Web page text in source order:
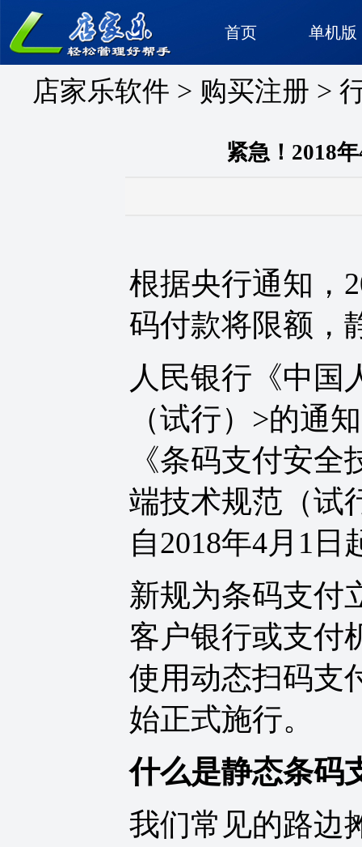
首页 单机版
店家乐软件 > 购买注册 >
紧急！2018
根据央行通知，
码付款将限额，
人民银行《中国
（试行）>的通
《条码支付安
端技术规范（试
自2018年4月1日
新规为条码支付
客户银行或支付
使用动态扫码支
始正式施行。
什么是静态条码
我们常见的路边